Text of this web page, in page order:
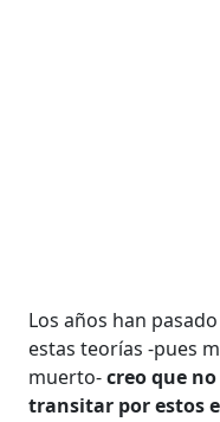
Los años han
estas teorías -pues
muerto-creo que
transitar por estos